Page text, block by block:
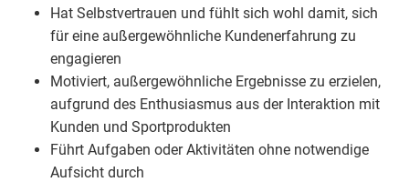
Hat Selbstvertrauen und fühlt sich wohl damit, sich
für eine außergewöhnliche Kundenerfahrung zu
engagieren
Motiviert, außergewöhnliche Ergebnisse zu erzielen,
aufgrund des Enthusiasmus aus der Interaktion mit
Kunden und Sportprodukten
Führt Aufgaben oder Aktivitäten ohne notwendige
Aufsicht durch